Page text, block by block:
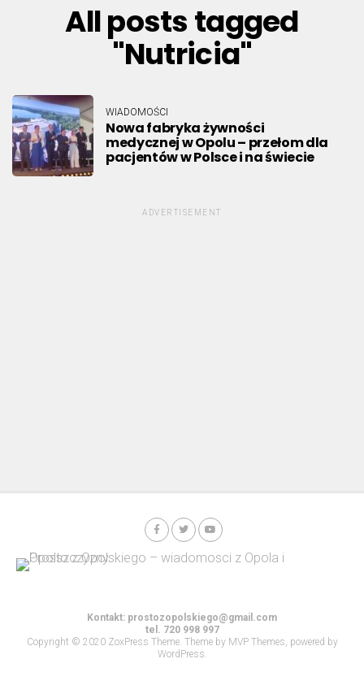
All posts tagged
"Nutricia"
WIADOMOŚCI
Nowa fabryka żywności
medycznej w Opolu – przełom dla
pacjentów w Polsce i na świecie
ADVERTISEMENT
Kontakt: prostozopolskiego@gmail.com
tel. 720 998 997
Copyright © 2020 ZoxPress Theme. Theme by MVP Themes, powered by
WordPress.